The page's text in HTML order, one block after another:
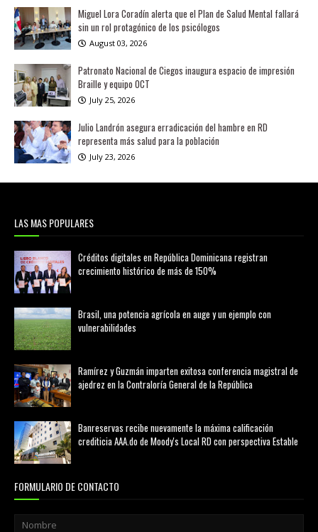
Miguel Lora Coradín alerta que el Plan de Salud Mental fallará
sin un rol protagónico de los psicólogos
August 03, 2026
Patronato Nacional de Ciegos inaugura espacio de impresión
Braille y equipo OCT
July 25, 2026
Julio Landrón asegura erradicación del hambre en RD
representa más salud para la población
July 23, 2026
LAS MAS POPULARES
Créditos digitales en República Dominicana registran
crecimiento histórico de más de 150%
Brasil, una potencia agrícola en auge y un ejemplo con
vulnerabilidades
Ramírez y Guzmán imparten exitosa conferencia magistral de
ajedrez en la Contraloría General de la República
Banreservas recibe nuevamente la máxima calificación
crediticia AAA.do de Moody's Local RD con perspectiva Estable
FORMULARIO DE CONTACTO